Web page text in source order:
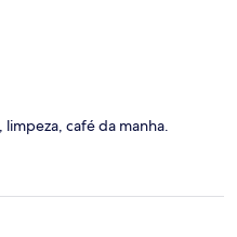
limpeza, café da manha.